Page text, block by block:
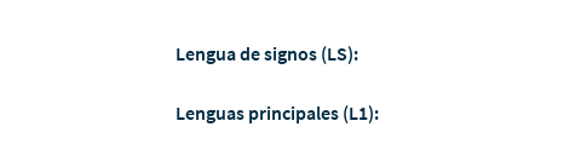
Lengua de signos (LS):
Lenguas principales (L1):